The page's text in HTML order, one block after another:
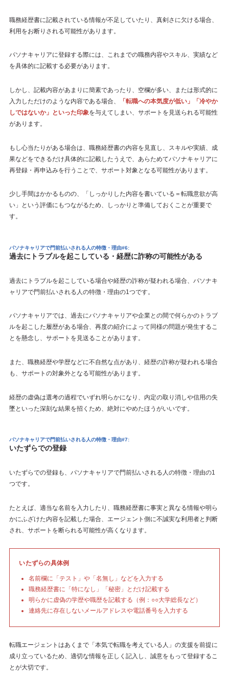
職務経歴書に記載されている情報が不足していたり、真剣さに欠ける場合、
利用をお断りされる可能性があります。
パソナキャリアに登録する際には、これまでの職務内容やスキル、実績など
を具体的に記載する必要があります。
しかし、記載内容があまりに簡素であったり、空欄が多い、または形式的に
入力しただけのような内容である場合、
「転職への本気度が低い」「冷やか
しではないか」といった印象を与えてしまい、サポートを見送られる可能性
があります。
もし心当たりがある場合は、職務経歴書の内容を見直し、スキルや実績、成
果などをできるだけ具体的に記載したうえで、あらためてパソナキャリアに
再登録・再申込みを行うことで、サポート対象となる可能性があります。
少し手間はかかるものの、「しっかりした内容を書いている＝転職意欲が高
い」という評価にもつながるため、しっかりと準備しておくことが重要で
す。
パソナキャリアで門前払いされる人の特徴・理由#6:
過去にトラブルを起こしている・経歴に詐称の可能性がある
過去にトラブルを起こしている場合や経歴の詐称が疑われる場合、パソナキ
ャリアで門前払いされる人の特徴・理由の1つです。
パソナキャリアでは、過去にパソナキャリアや企業との間で何らかのトラブ
ルを起こした履歴がある場合、再度の紹介によって同様の問題が発生するこ
とを懸念し、サポートを見送ることがあります。
また、職務経歴や学歴などに不自然な点があり、経歴の詐称が疑われる場合
も、サポートの対象外となる可能性があります。
経歴の虚偽は選考の過程でいずれ明らかになり、内定の取り消しや信用の失
墜といった深刻な結果を招くため、絶対にやめたほうがいいです。
パソナキャリアで門前払いされる人の特徴・理由#7:
いたずらでの登録
いたずらでの登録も、パソナキャリアで門前払いされる人の特徴・理由の1
つです。
たとえば、適当な名前を入力したり、職務経歴書に事実と異なる情報や明ら
かにふざけた内容を記載した場合、エージェント側に不誠実な利用者と判断
され、サポートを断られる可能性が高くなります。
いたずらの具体例
名前欄に「テスト」や「名無し」などを入力する
職務経歴書に「特になし」「秘密」とだけ記載する
明らかに虚偽の学歴や職歴を記載する（例：○○大学総長など）
連絡先に存在しないメールアドレスや電話番号を入力する
転職エージェントはあくまで「本気で転職を考えている人」の支援を前提に
成り立っているため、適切な情報を正しく記入し、誠意をもって登録するこ
とが大切です。